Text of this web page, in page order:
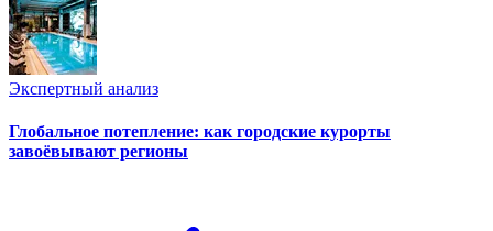
Экспертный анализ
Глобальное потепление: как городские курорты
завоёвывают регионы